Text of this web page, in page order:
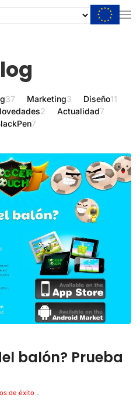
37 Marketing3 Diseño11
2 Actualidad7
7
balón? Prueba
de éxito .